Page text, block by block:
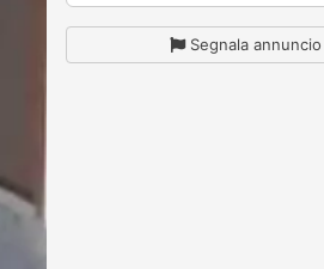
Segnala annuncio